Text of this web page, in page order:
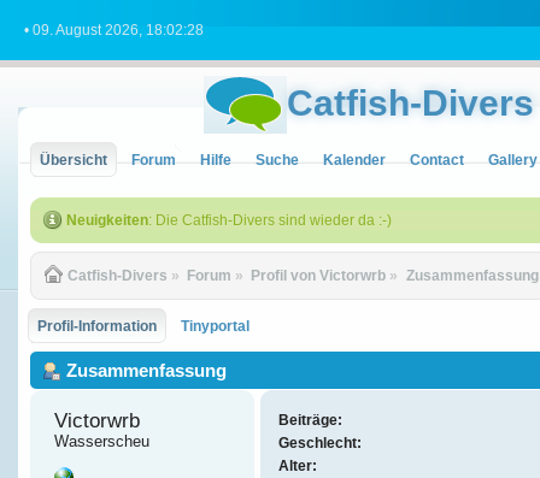
• 09. August 2026, 18:02:28
Catfish-Divers
Übersicht Forum Hilfe Suche Kalender Contact Gallery
Neuigkeiten: Die Catfish-Divers sind wieder da :-)
Catfish-Divers » Forum » Profil von Victorwrb » Zusammenfassung
Profil-Information Tinyportal
Zusammenfassung
Victorwrb
Wasserscheu
Beiträge:
Geschlecht:
Alter: